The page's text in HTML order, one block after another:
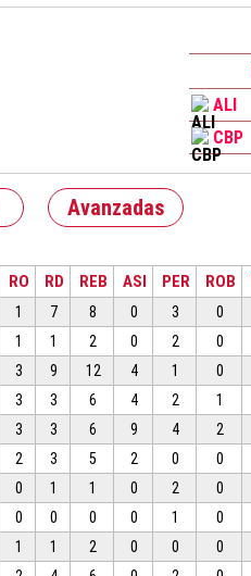
ALI
CBP
Avanzadas
RO RD REB ASI PER ROB
1 7 8 0 3 0
1 1 2 0 2 0
3 9 12 4 1 0
3 3 6 4 2 1
3 3 6 9 4 2
2 3 5 2 0 0
0 1 1 0 2 0
0 0 0 0 1 0
1 1 2 0 0 0